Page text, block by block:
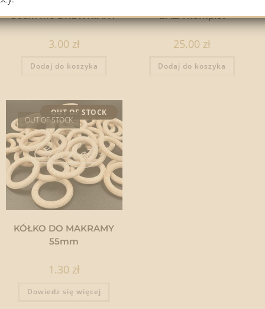
DRĄŻEK DO MAKRAMY
30cm fi10 DREWNIANY
3.00 zł
Dodaj do koszyka
BAZA komplet
25.00 zł
Dodaj do koszyka
OUT OF STOCK
OUT OF STOCK
KÓŁKO DO MAKRAMY
55mm
1.30 zł
Dowiedz się więcej